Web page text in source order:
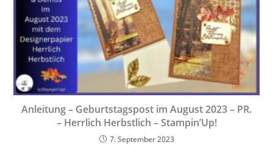
Anleitung – Geburtstagspost im August 2023 – PR.
– Herrlich Herbstlich – Stampin’Up!
7. September 2023